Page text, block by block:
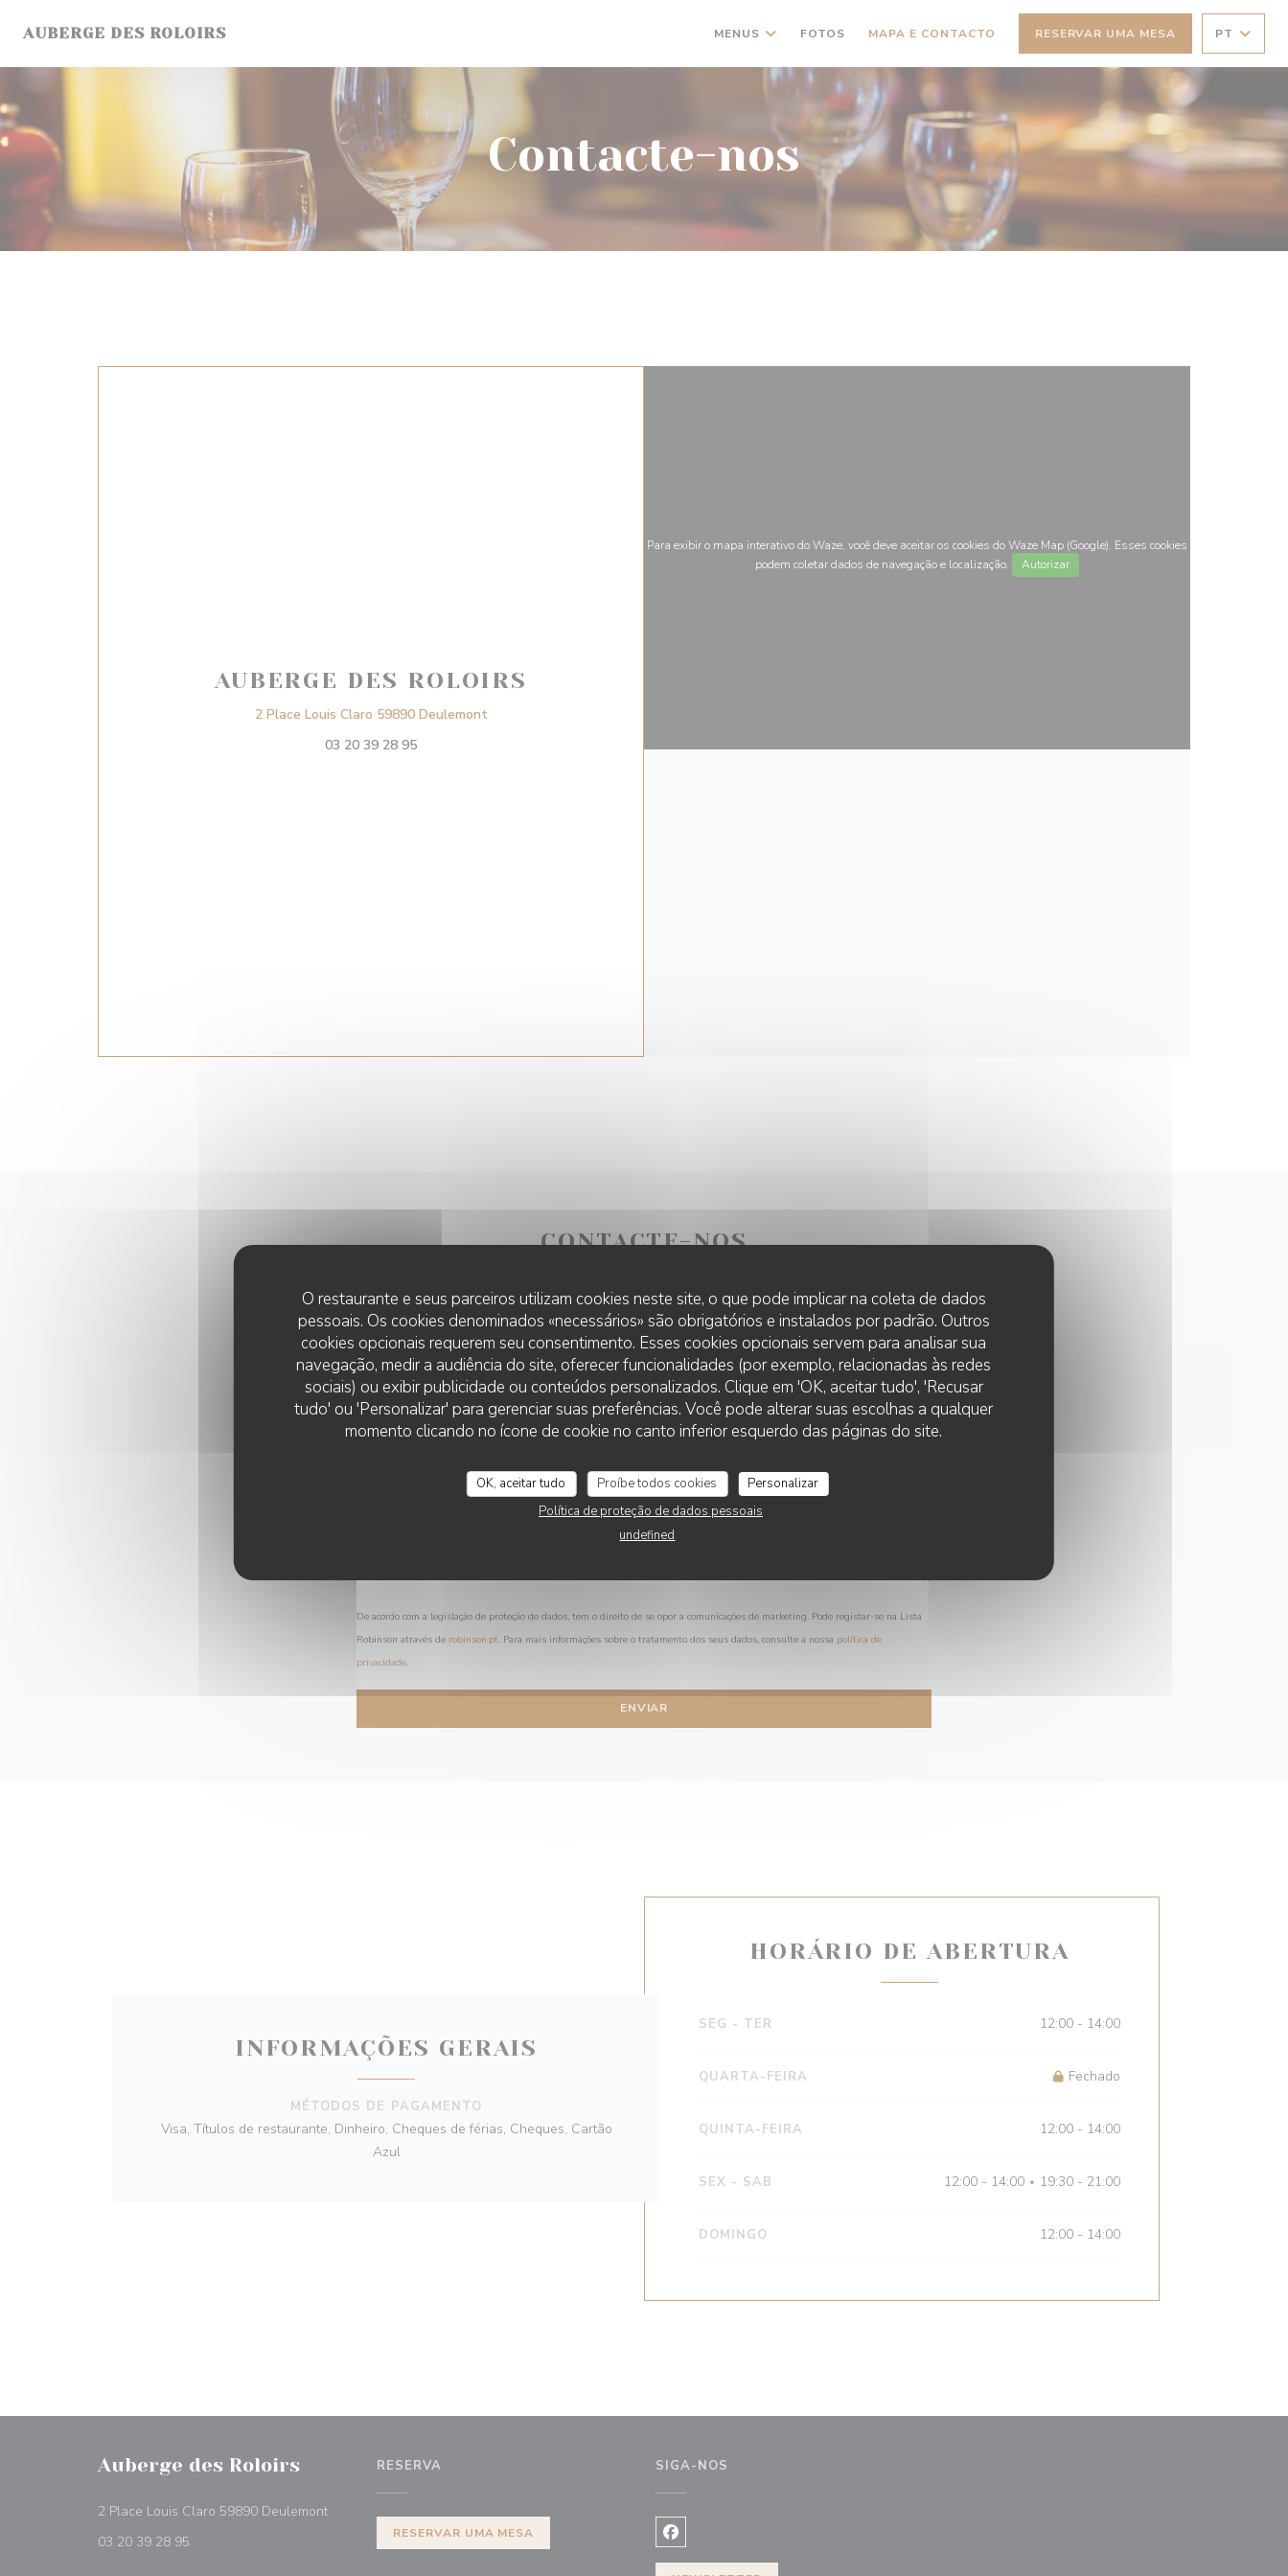
O restaurante e seus parceiros utilizam cookies neste site, o que pode implicar na coleta de dados
pessoais. Os cookies denominados «necessários» são obrigatórios e instalados por padrão. Outros
cookies opcionais requerem seu consentimento. Esses cookies opcionais servem para analisar sua
navegação, medir a audiência do site, oferecer funcionalidades (por exemplo, relacionadas às redes
sociais) ou exibir publicidade ou conteúdos personalizados. Clique em 'OK, aceitar tudo', 'Recusar
tudo' ou 'Personalizar' para gerenciar suas preferências. Você pode alterar suas escolhas a qualquer
momento clicando no ícone de cookie no canto inferior esquerdo das páginas do site.
OK, aceitar tudo Proíbe todos cookies
Personalizar
Política de proteção de dados pessoais
undefined
AUBERGE DES ROLOIRS MENUS FOTOS MAPA E CONTACTO RESERVAR UMA MESA PT
Contacte-nos
AUBERGE DES ROLOIRS
2 Place Louis Claro 59890 Deulemont((abre numa nova janela))
03 20 39 28 95
Para exibir o mapa interativo do Waze, você deve aceitar os cookies do Waze Map (Google). Esses cookies
podem coletar dados de navegação e localização.
Autorizar
CONTACTE-NOS
Deseja contactar-nos ?
Preencha o formulário abaixo!
De acordo com a legislação de proteção de dados, tem o direito de se opor a comunicações de marketing. Pode registar-se na Lista
Robinson através de robinson.pt. Para mais informações sobre o tratamento dos seus dados, consulte a nossa política de
privacidade.
INFORMAÇÕES GERAIS
MÉTODOS DE PAGAMENTO
Visa, Títulos de restaurante, Dinheiro, Cheques de férias, Cheques, Cartão
Azul
HORÁRIO DE ABERTURA
SEG - TER 12:00 - 14:00
QUARTA-FEIRA Fechado
QUINTA-FEIRA 12:00 - 14:00
SEX - SAB 12:00 - 14:00 • 19:30 - 21:00
DOMINGO 12:00 - 14:00
Auberge des Roloirs
2 Place Louis Claro 59890 Deulemont((abre numa nova janela))
03 20 39 28 95
RESERVA
RESERVAR UMA MESA
SIGA-NOS
Facebook ((abre numa nova janela))
AUBERGE DES ROLOIRS